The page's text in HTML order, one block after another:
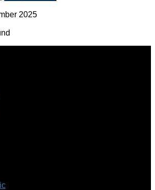
2025